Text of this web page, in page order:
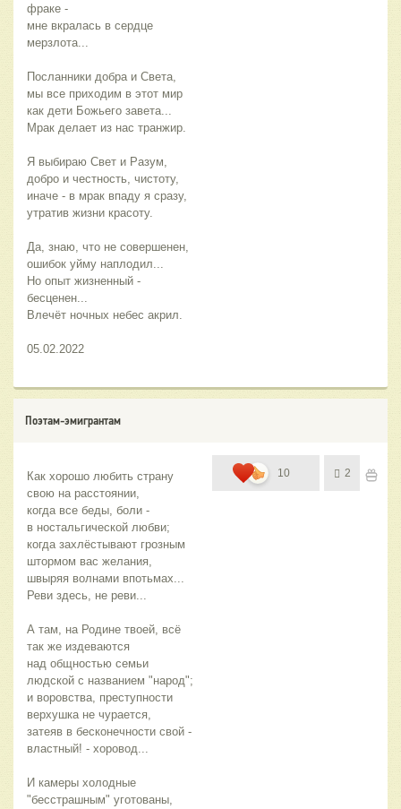
фраке -
мне вкралась в сердце
мерзлота...
Посланники добра и Света,
мы все приходим в этот мир
как дети Божьего завета...
Мрак делает из нас транжир.
Я выбираю Свет и Разум,
добро и честность, чистоту,
иначе - в мрак впаду я сразу,
утратив жизни красоту.
Да, знаю, что не совершенен,
ошибок уйму наплодил...
Но опыт жизненный -
бесценен...
Влечёт ночных небес акрил.
05.02.2022
Поэтам-эмигрантам
Как хорошо любить страну
свою на расстоянии,
когда все беды, боли -
в ностальгической любви;
когда захлёстывают грозным
штормом вас желания,
швыряя волнами впотьмах...
Реви здесь, не реви...
А там, на Родине твоей, всё
так же издеваются
над общностью семьи
людской с названием "народ";
и воровства, преступности
верхушка не чурается,
затеяв в бесконечности свой -
властный! - хоровод...
И камеры холодные
"бесстрашным" уготованы,
10 2